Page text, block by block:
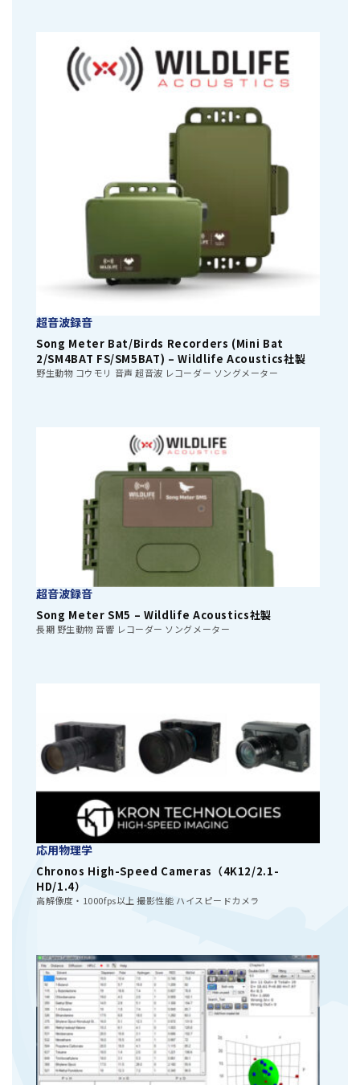
超音波録音
Song Meter Bat/Birds Recorders (Mini Bat
2/SM4BAT FS/SM5BAT) – Wildlife Acoustics社製
野生動物 コウモリ 音声 超音波 レコーダー ソングメーター
超音波録音
Song Meter SM5 – Wildlife Acoustics社製
長期 野生動物 音響 レコーダー ソングメーター
応用物理学
Chronos High-Speed Cameras（4K12/2.1-
HD/1.4）
高解像度・1000fps以上 撮影性能 ハイスピードカメラ